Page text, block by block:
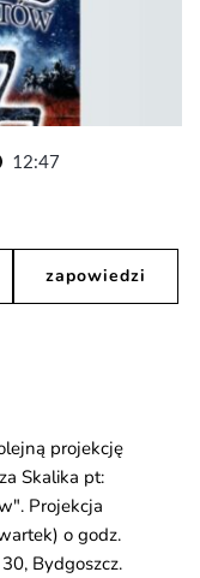
projekcję
Skalika pt:
Projekcja
o godz.
Bydgoszcz.
12:47
zapowiedzi